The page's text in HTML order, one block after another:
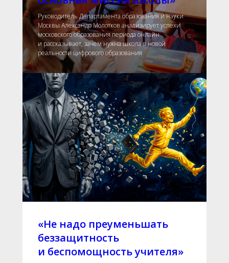
Руководитель Департамента образования и науки
Москвы Александр Молотков анализирует успехи
московского образования периода онлайн
и рассказывает, зачем нужна школа в новой
реальности цифрового образования
«Не надо преуменьшать
беззащитность
и беспомощность учителя»